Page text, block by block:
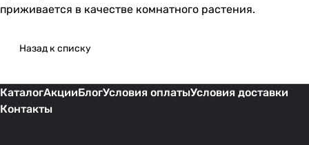
приживается в качестве комнатного растения.
Назад к списку
КаталогАкцииБлогУсловия оплатыУсловия доставки
Контакты